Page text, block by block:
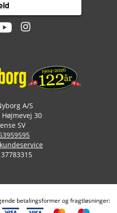
A/S
Højmevej 30
SV
betalingsformer og fragtløsninger: